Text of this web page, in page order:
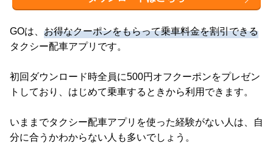
GOは、 お得なクーポンをもらって乗車料金を割引できる
タクシー配車アプリです。
初回ダウンロード時全員に500円オフクーポンをプレゼン
トしており、はじめて乗車するときから利用できます。
いままでタクシー配車アプリを使った経験がない人は、自
分に合うかわからない人も多いでしょう。